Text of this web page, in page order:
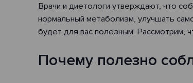
Врачи и диетологи утверждают, что
нормальный метаболизм, улучшать
будет для вас полезным. Рассмотрим,
Почему полезно